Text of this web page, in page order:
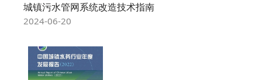
城镇污水管网系统改造技术指南
2024-06-20